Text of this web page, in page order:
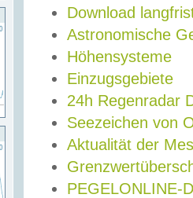
Download
Astronomische
Höhensysteme
Einzugsgebiete
24h Regenradar
Seezeichen von
Aktualität der
PEGELONLINE-